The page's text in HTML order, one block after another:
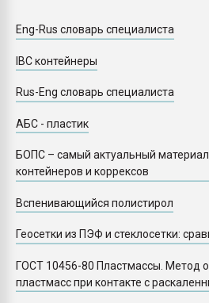
Eng-Rus словарь специалиста
IBC контейнеры
Rus-Eng словарь специалиста
АБС - пластик
БОПС – самый актуальный
контейнеров и коррексов
Вспенивающийся полистирол
Геосетки из ПЭФ и стеклосетки:
ГОСТ 10456-80 Пластмассы. Метод
пластмасс при контакте с